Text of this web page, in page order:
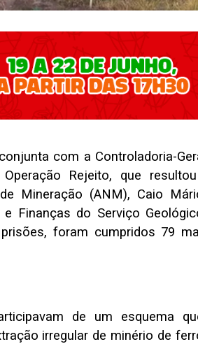
com a Controladoria-
Rejeito, que
Mineração (ANM), Caio
Finanças do Serviço
foram cumpridos 79
de um esquema
irregular de minério de